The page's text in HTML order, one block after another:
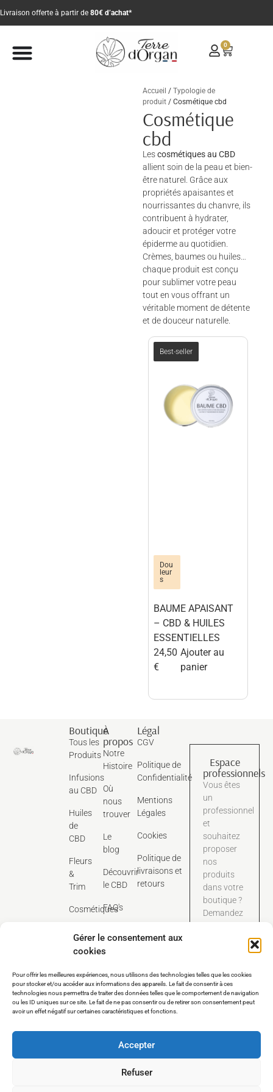
Gérer le consentement aux
cookies
Pour offrir les meilleures expériences, nous utilisons des technologies telles que les cookies
pour stocker et/ou accéder aux informations des appareils. Le fait de consentir à ces
technologies nous permettra de traiter des données telles que le comportement de navigation
ou les ID uniques sur ce site. Le fait de ne pas consentir ou de retirer son consentement peut
avoir un effet négatif sur certaines caractéristiques et fonctions.
Accepter
Refuser
Livraison offerte à partir de 80€ d’achat*
0
Accueil / Typologie de
produit / Cosmétique cbd
Cosmétique
cbd
Lescosmétiques au CBD
allient soin de la peau et bien-
être naturel. Grâce aux
propriétés apaisantes et
nourrissantes du chanvre, ils
contribuent à hydrater,
adoucir et protéger votre
épiderme au quotidien.
Crèmes, baumes ou huiles…
chaque produit est conçu
pour sublimer votre peau
tout en vous offrant un
véritable moment de détente
et de douceur naturelle.
Best-seller
Dou
leur
s
BAUME APAISANT
– CBD & HUILES
ESSENTIELLES
24,50
€
Ajouter au
panier
Boutique
Tous les
Produits
Infusions
au CBD
Huiles
de
CBD
Fleurs
&
Trim
Cosmétiques
À
propos
Notre
Histoire
Où
nous
trouver
Le
blog
Découvrir
le CBD
FAQ's
Légal
CGV
Politique de
Confidentialité
Mentions
Légales
Cookies
Politique de
livraisons et
retours
Espace
professionnels
Vous êtes
un
professionnel
et
souhaitez
proposer
nos
produits
dans votre
boutique ?
Demandez
tarifaire
dédié aux
pros.